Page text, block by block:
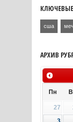
сша
АРХИВ
Пн
27